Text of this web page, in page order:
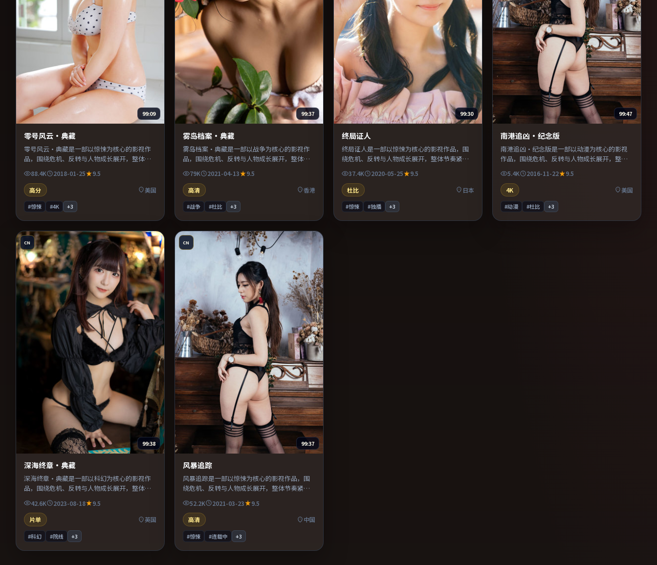
99:09
零号风云·典藏
零号风云·典藏是一部以惊悚为核心的影视作
品，围绕危机、反转与人物成长展开，整体节
88.4K 2018-01-25
9.5
高分
美国
#惊悚 #4K +3
99:37
雾岛档案·典藏
雾岛档案·典藏是一部以战争为核心的影视作
品，围绕危机、反转与人物成长展开，整体节
79K 2021-04-13
9.5
高清
香港
#战争 #杜比 +3
99:30
终局证人
终局证人是一部以惊悚为核心的影视作品，围
绕危机、反转与人物成长展开，整体节奏紧
37.4K 2020-05-25
9.5
杜比
日本
#惊悚 #独播 +3
99:47
南港追凶·纪念版
南港追凶·纪念版是一部以动漫为核心的影视
作品，围绕危机、反转与人物成长展开，整体
5.4K 2016-11-22
9.5
4K
美国
#动漫 #杜比 +3
CN
99:38
深海终章·典藏
深海终章·典藏是一部以科幻为核心的影视作
品，围绕危机、反转与人物成长展开，整体节
奏紧凑，值得推荐观看。
42.6K 2023-08-18
9.5
片单
英国
#科幻 #院线 +3
CN
99:37
风暴追踪
风暴追踪是一部以惊悚为核心的影视作品，围
绕危机、反转与人物成长展开，整体节奏紧
凑，值得推荐观看。
52.2K 2021-03-23
9.5
高清
中国
#惊悚 #连载中 +3